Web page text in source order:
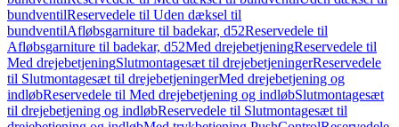
bundventilReservedele til Uden dæksel til
bundventilAfløbsgarniture til badekar, d52Reservedele til
Afløbsgarniture til badekar, d52Med drejebetjeningReservedele til
Med drejebetjeningSlutmontagesæt til drejebetjeningerReservedele
til Slutmontagesæt til drejebetjeningerMed drejebetjening og
indløbReservedele til Med drejebetjening og indløbSlutmontagesæt
til drejebetjening og indløbReservedele til Slutmontagesæt til